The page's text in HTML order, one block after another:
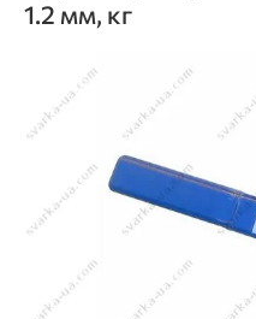
1.2 мм, кг